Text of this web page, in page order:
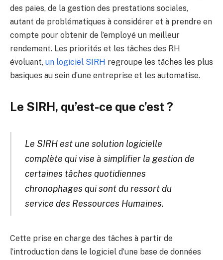
des paies, de la gestion des prestations sociales,
autant de problématiques à considérer et à prendre en
compte pour obtenir de l’employé un meilleur
rendement. Les priorités et les tâches des RH
évoluant, un logiciel SIRH regroupe les tâches les plus
basiques au sein d’une entreprise et les automatise.
Le SIRH, qu’est-ce que c’est ?
Le SIRH est une solution logicielle
complète qui vise à simplifier la gestion de
certaines tâches quotidiennes
chronophages qui sont du ressort du
service des Ressources Humaines.
Cette prise en charge des tâches à partir de
l’introduction dans le logiciel d’une base de données